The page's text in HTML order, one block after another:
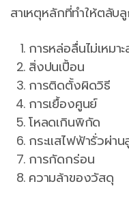
สาเหตุหลักที่ทำให้ตลับ
การหล่อลื่นไม่เหมา
สิ่งปนเปื้อน
การติดตั้งผิดวิธี
การเยื้องศูนย์
โหลดเกินพิกัด
กระแสไฟฟ้ารั่วผ่า
การกัดกร่อน
ความล้าของวัสดุ